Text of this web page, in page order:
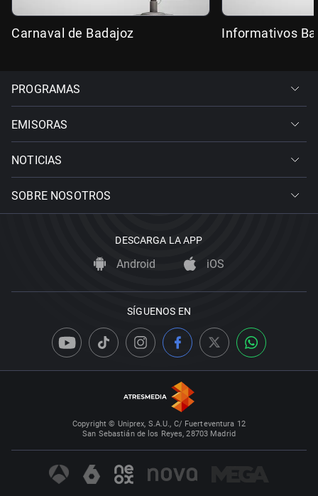
Carnaval de Badajoz Informativos
PROGRAMAS
EMISORAS
NOTICIAS
SOBRE NOSOTROS
DESCARGA LA APP
Android iOS
SÍGUENOS EN
Copyright © Uniprex, S.A.U., C/ Fuerteventura 12
San Sebastián de los Reyes, 28703 Madrid